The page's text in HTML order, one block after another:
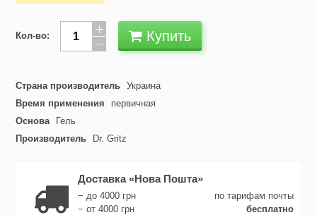
Кол-во: Купить
Страна производитель Украина
Время применения
первичная
Основа
Гель
Производитель
Dr. Gritz
Доставка «Нова Пошта»
− до 4000 грн
по тарифам почты
− от 4000 грн
бесплатно